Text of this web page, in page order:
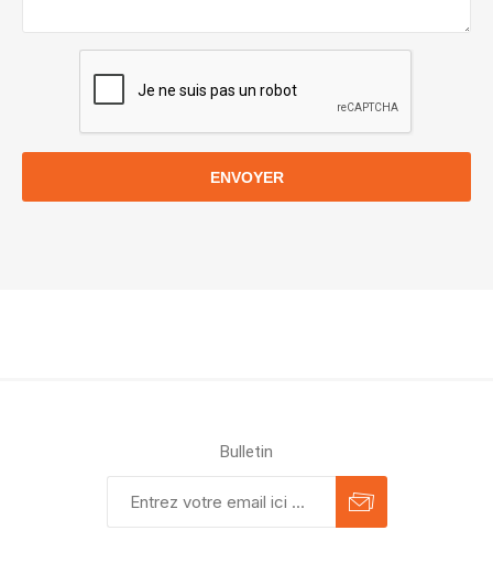
ENVOYER
Bulletin